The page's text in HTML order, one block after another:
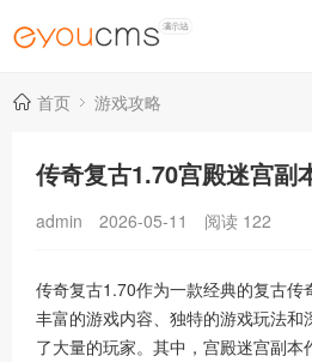
首页 游戏攻略
传奇复古1.70宫殿迷宫副
admin 2026-05-11 阅读 122
传奇复古1.70作为一款经典的复古传
丰富的游戏内容、独特的游戏玩法和
了大量的玩家。其中，宫殿迷宫副本